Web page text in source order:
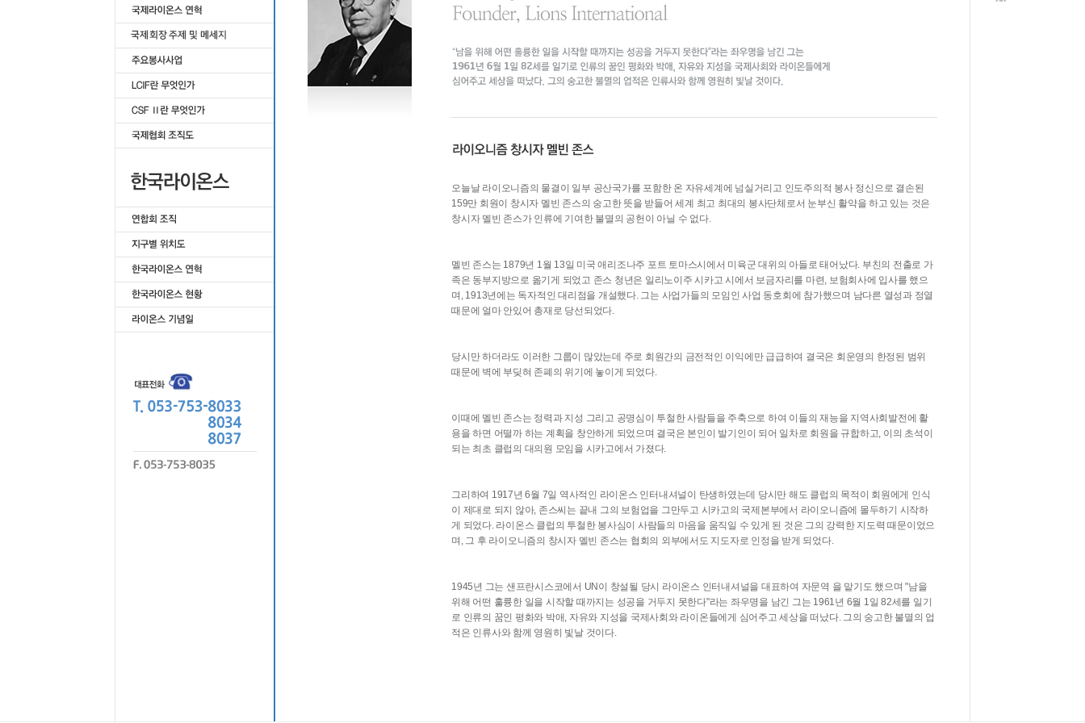
오늘날 라이오니즘의 물결이 일부 공산국가를 포함한 온 자유세계에 넘실거리고 인도주의적 봉사 정신으로 결손된
159만 회원이 창시자 멜빈 존스의 숭고한 뜻을 받들어 세계 최고 최대의 봉사단체로서 눈부신 활약을 하고 있는 것은
창시자 멜빈 존스가 인류에 기여한 불멸의 공헌이 아닐 수 없다.
멜빈 존스는 1879년 1월 13일 미국 애리조나주 포트 토마스시에서 미육군 대위의 아들로 태어났다. 부친의 전출로 가
족은 동부지방으로 옮기게 되었고 존스 청년은 일리노이주 시카고 시에서 보금자리를 마련, 보험회사에 입사를 했으
며, 1913년에는 독자적인 대리점을 개설했다. 그는 사업가들의 모임인 사업 동호회에 참가했으며 남다른 열성과 정열
때문에 얼마 안있어 총재로 당선되었다.
당시만 하더라도 이러한 그룹이 많았는데 주로 회원간의 금전적인 이익에만 급급하여 결국은 회운영의 한정된 범위
때문에 벽에 부딪혀 존폐의 위기에 놓이게 되었다.
이때에 멜빈 존스는 정력과 지성 그리고 공명심이 투철한 사람들을 주축으로 하여 이들의 재능을 지역사회발전에 활
용을 하면 어떨까 하는 계획을 창안하게 되었으며 결국은 본인이 발기인이 되어 일차로 회원을 규합하고, 이의 초석이
되는 최초 클럽의 대의원 모임을 시카고에서 가졌다.
그리하여 1917년 6월 7일 역사적인 라이온스 인터내셔널이 탄생하였는데 당시만 해도 클럽의 목적이 회원에게 인식
이 제대로 되지 않아, 존스씨는 끝내 그의 보험업을 그만두고 시카고의 국제본부에서 라이오니즘에 몰두하기 시작하
게 되었다. 라이온스 클럽의 투철한 봉사심이 사람들의 마음을 움직일 수 있게 된 것은 그의 강력한 지도력 때문이었으
며, 그 후 라이오니즘의 창시자 멜빈 존스는 협회의 외부에서도 지도자로 인정을 받게 되었다.
1945년 그는 샌프란시스코에서 UN이 창설될 당시 라이온스 인터내셔널을 대표하여 자문역 을 맡기도 했으며 "남을
위해 어떤 훌륭한 일을 시작할 때까지는 성공을 거두지 못한다"라는 좌우명을 남긴 그는 1961년 6월 1일 82세를 일기
로 인류의 꿈인 평화와 박애, 자유와 지성을 국제사회와 라이온들에게 심어주고 세상을 떠났다. 그의 숭고한 불멸의 업
적은 인류사와 함께 영원히 빛날 것이다.